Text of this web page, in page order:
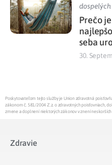
dospelých
Prečo
seba
30.
Poskytovateľom tejto služby je Union zdravotná
zákonom č. 581/2004 Z.z. o zdravotných poisťovniach,
zmene a doplnení niektorých zákonov v znení neskorších
Zdravie